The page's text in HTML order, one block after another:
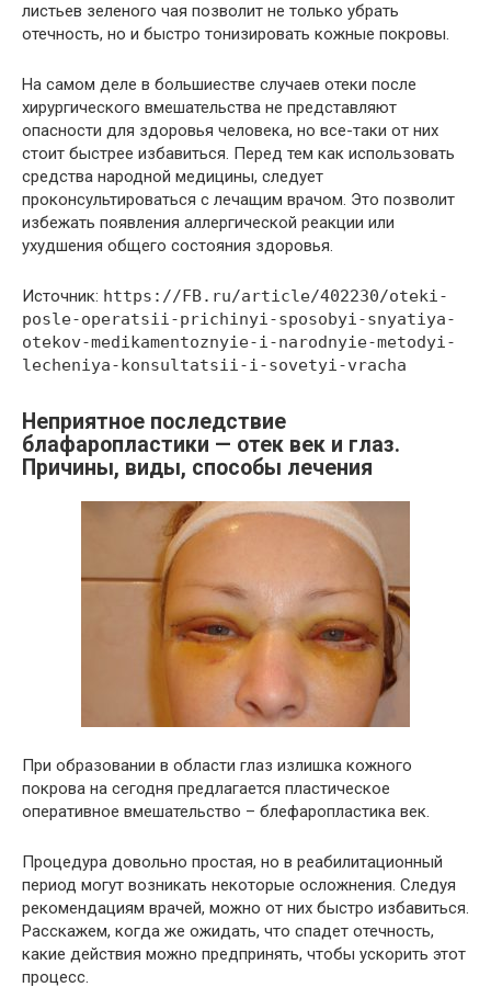
листьев зеленого чая позволит не только убрать
отечность, но и быстро тонизировать кожные покровы.
На самом деле в большиестве случаев отеки после
хирургического вмешательства не представляют
опасности для здоровья человека, но все-таки от них
стоит быстрее избавиться. Перед тем как использовать
средства народной медицины, следует
проконсультироваться с лечащим врачом. Это позволит
избежать появления аллергической реакции или
ухудшения общего состояния здоровья.
Источник: https://FB.ru/article/402230/oteki-
posle-operatsii-prichinyi-sposobyi-snyatiya-
otekov-medikamentoznyie-i-narodnyie-metodyi-
lecheniya-konsultatsii-i-sovetyi-vracha
Неприятное последствие
блафаропластики — отек век и глаз.
Причины, виды, способы лечения
При образовании в области глаз излишка кожного
покрова на сегодня предлагается пластическое
оперативное вмешательство – блефаропластика век.
Процедура довольно простая, но в реабилитационный
период могут возникать некоторые осложнения. Следуя
рекомендациям врачей, можно от них быстро избавиться.
Расскажем, когда же ожидать, что спадет отечность,
какие действия можно предпринять, чтобы ускорить этот
процесс.